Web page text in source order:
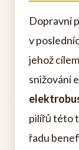
Dopravní
v
jehož
snižování
pilířů této
řadu